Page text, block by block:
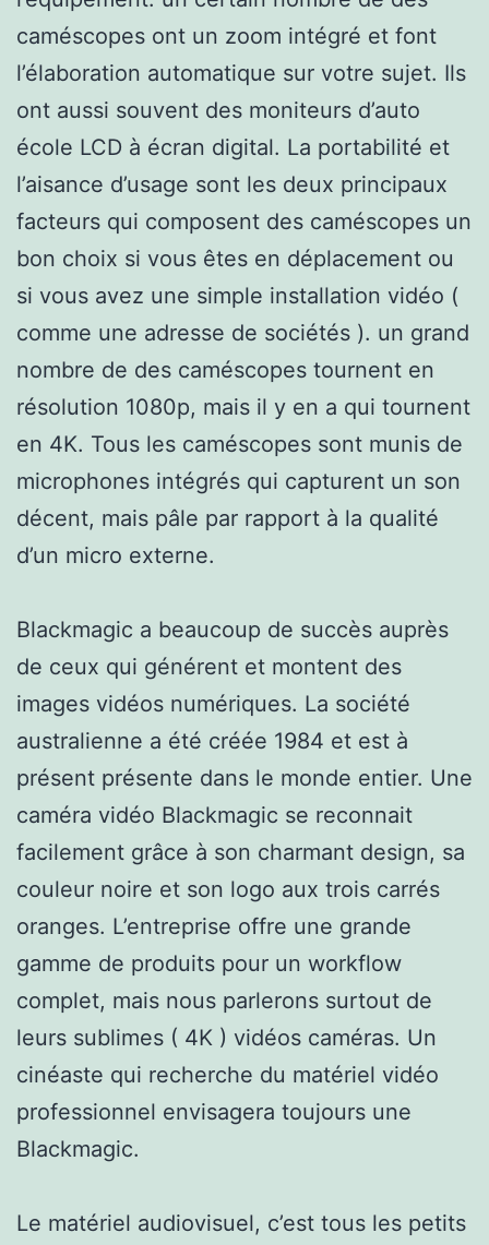
caméscopes ont un zoom intégré et font
l’élaboration automatique sur votre sujet. Ils
ont aussi souvent des moniteurs d’auto
école LCD à écran digital. La portabilité et
l’aisance d’usage sont les deux principaux
facteurs qui composent des caméscopes un
bon choix si vous êtes en déplacement ou
si vous avez une simple installation vidéo (
comme une adresse de sociétés ). un grand
nombre de des caméscopes tournent en
résolution 1080p, mais il y en a qui tournent
en 4K. Tous les caméscopes sont munis de
microphones intégrés qui capturent un son
décent, mais pâle par rapport à la qualité
d’un micro externe.
Blackmagic a beaucoup de succès auprès
de ceux qui générent et montent des
images vidéos numériques. La société
australienne a été créée 1984 et est à
présent présente dans le monde entier. Une
caméra vidéo Blackmagic se reconnait
facilement grâce à son charmant design, sa
couleur noire et son logo aux trois carrés
oranges. L’entreprise offre une grande
gamme de produits pour un workflow
complet, mais nous parlerons surtout de
leurs sublimes ( 4K ) vidéos caméras. Un
cinéaste qui recherche du matériel vidéo
professionnel envisagera toujours une
Blackmagic.
Le matériel audiovisuel, c’est tous les petits